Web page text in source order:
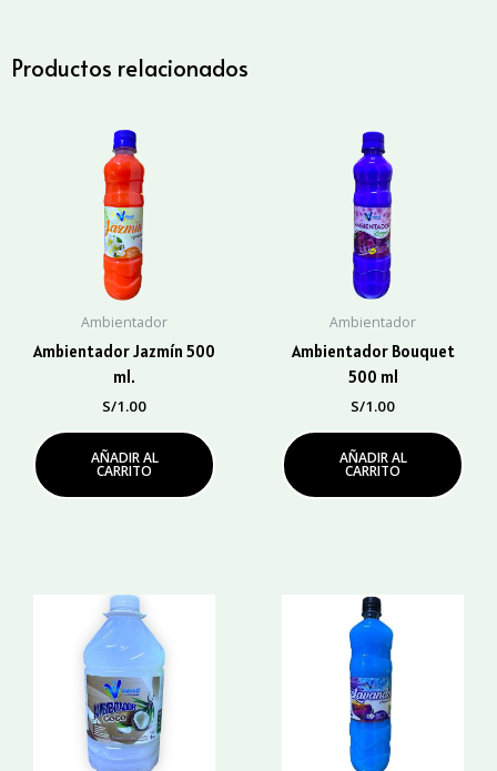
Productos relacionados
Ambientador
Ambientador Jazmín 500
ml.
S/1.00
AÑADIR AL
CARRITO
Ambientador
Ambientador Bouquet
500 ml
S/1.00
AÑADIR AL
CARRITO